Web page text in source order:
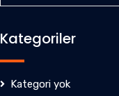
Kategoriler
Kategori yok